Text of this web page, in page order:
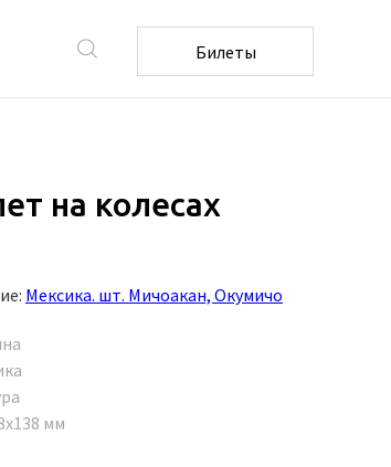
Билеты
на колесах
Мексика. шт. Мичоакан, Окумичо
мм